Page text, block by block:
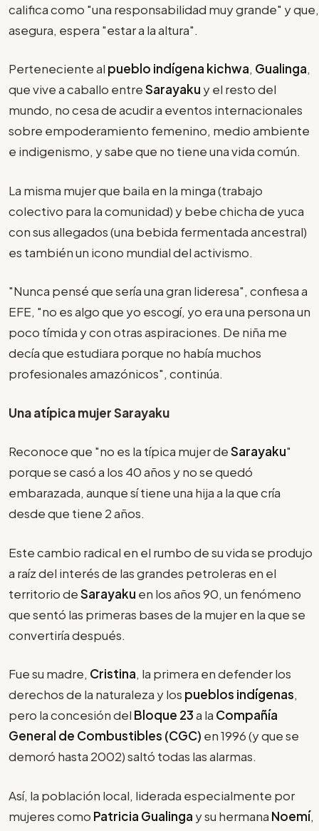
califica como "una responsabilidad muy grande" y que,
asegura, espera "estar a la altura".
Perteneciente al pueblo indígena kichwa, Gualinga,
que vive a caballo entreSarayaku y el resto del
mundo, no cesa de acudir a eventos internacionales
sobre empoderamiento femenino, medio ambiente
e indigenismo, y sabe que no tiene una vida común.
La misma mujer que baila en la minga (trabajo
colectivo para la comunidad) y bebe chicha de yuca
con sus allegados (una bebida fermentada ancestral)
es también un icono mundial del activismo.
"Nunca pensé que sería una gran lideresa", confiesa a
EFE, "no es algo que yo escogí, yo era una persona un
poco tímida y con otras aspiraciones. De niña me
decía que estudiara porque no había muchos
profesionales amazónicos", continúa.
Una atípica mujer Sarayaku
Reconoce que "no es la típica mujer deSarayaku"
porque se casó a los 40 años y no se quedó
embarazada, aunque sí tiene una hija a la que cría
desde que tiene 2 años.
Este cambio radical en el rumbo de su vida se produjo
a raíz del interés de las grandes petroleras en el
territorio deSarayaku en los años 90, un fenómeno
que sentó las primeras bases de la mujer en la que se
convertiría después.
Fue su madre, Cristina, la primera en defender los
derechos de la naturaleza y los pueblos indígenas,
pero la concesión del Bloque 23a la Compañía
General de Combustibles (CGC) en 1996 (y que se
demoró hasta 2002) saltó todas las alarmas.
Así, la población local, liderada especialmente por
mujeres como Patricia Gualinga y su hermana Noemí,